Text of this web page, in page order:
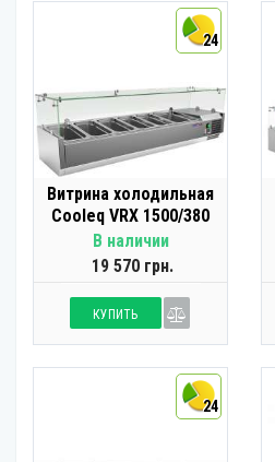
24
Витрина холодильная
Cooleq VRX 1500/380
В наличии
19 570 грн.
КУПИТЬ
24